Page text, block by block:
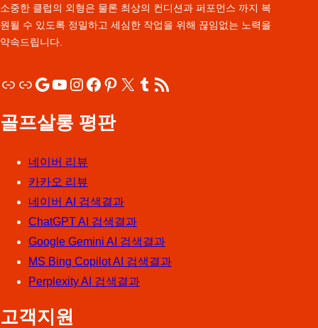
소중한 클럽의 외형은 물론 최상의 컨디션과 퍼포먼스 까지 복
원될 수 있도록 정밀하고 세심한 작업을 위해 끊임없는 노력을
약속드립니다.
링크 링크Google YouTube Instagram Facebook Pinterest X Tumblr RSS 피드
골프살롱 평판
네이버 리뷰
카카오 리뷰
네이버 AI 검색결과
ChatGPT AI 검색결과
Google Gemini AI 검색결과
MS Bing Copilot AI 검색결과
Perplexity AI 검색결과
고객지원